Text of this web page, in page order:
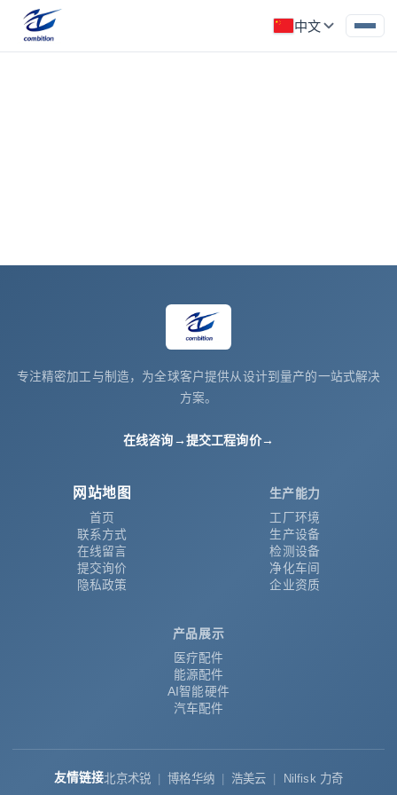
中文
专注精密加工与制造，为全球客户提供从设计到量产的一站式解决
方案。
在线咨询→提交工程询价→
网站地图
首页
联系方式
在线留言
提交询价
隐私政策
生产能力
工厂环境
生产设备
检测设备
净化车间
企业资质
产品展示
医疗配件
能源配件
AI智能硬件
汽车配件
友情链接北京术锐 博格华纳 浩美云 Nilfisk 力奇